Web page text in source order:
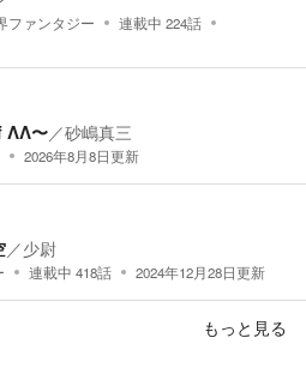
ファンタジー 連載中 224話
ΛΛ〜／砂嶋真三
2026年8月8日更新
／少尉
連載中 418話 2024年12月28日更新
もっと見る